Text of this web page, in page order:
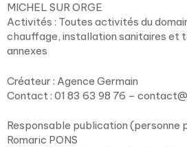
MICHEL SUR ORGE
Activités : Toutes activités du
chauffage, installation sanitaires et
annexes
Créateur : Agence Germain
Contact : 01 83 63 98 76 –
Responsable publication (personne
Romaric PONS